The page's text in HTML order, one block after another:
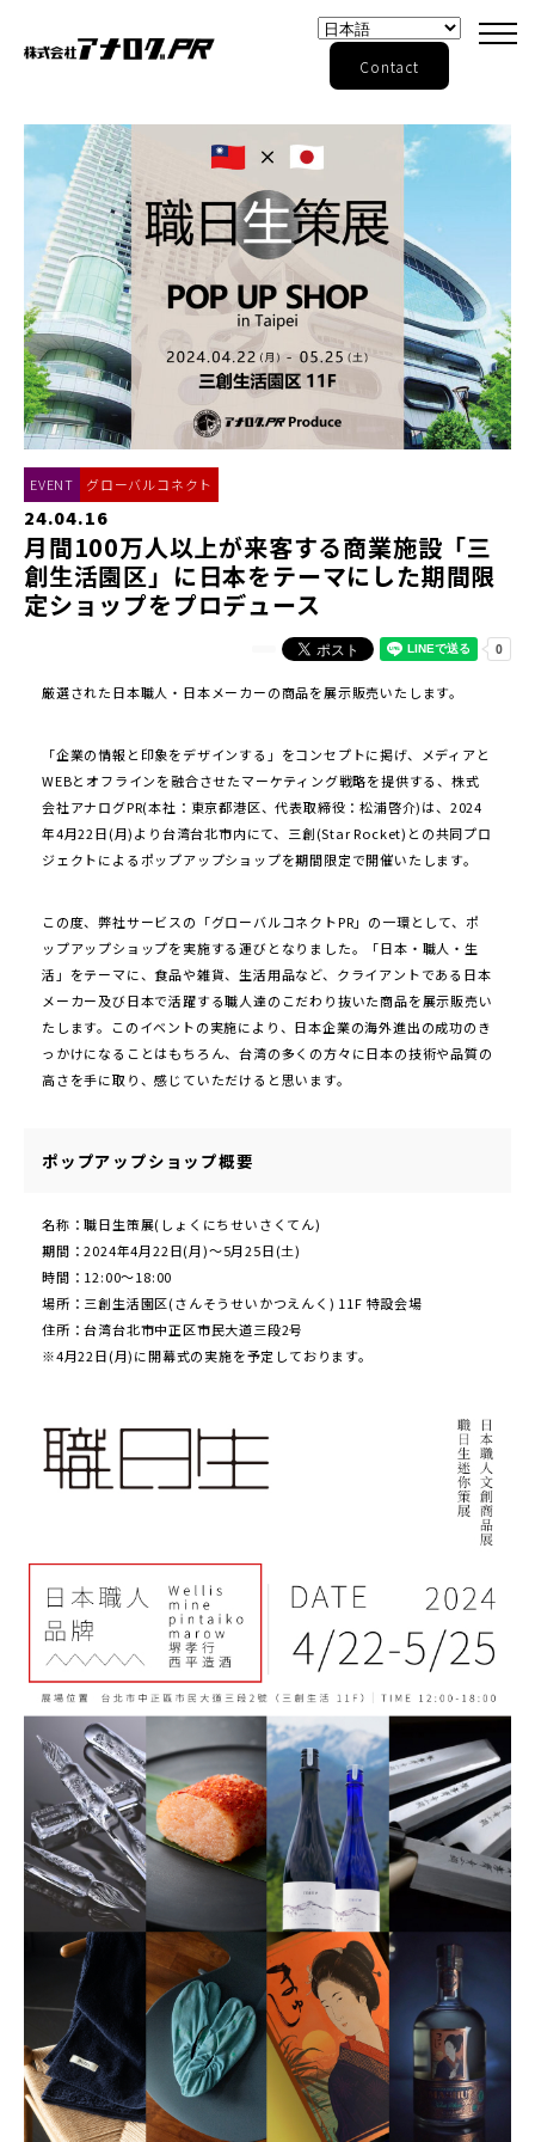
Contact
EVENT グローバルコネクト
24.04.16
月間100万人以上が来客する商業施設「三
創生活園区」に日本をテーマにした期間限
定ショップをプロデュース
厳選された日本職人・日本メーカーの商品を展示販売いたします。
「企業の情報と印象をデザインする」をコンセプトに掲げ、メディアと
WEBとオフラインを融合させたマーケティング戦略を提供する、株式
会社アナログPR(本社：東京都港区、代表取締役：松浦啓介)は、2024
年4月22日(月)より台湾台北市内にて、三創(Star Rocket)との共同プロ
ジェクトによるポップアップショップを期間限定で開催いたします。
この度、弊社サービスの「グローバルコネクトPR」の一環として、ポ
ップアップショップを実施する運びとなりました。「日本・職人・生
活」をテーマに、食品や雑貨、生活用品など、クライアントである日本
メーカー及び日本で活躍する職人達のこだわり抜いた商品を展示販売い
たします。このイベントの実施により、日本企業の海外進出の成功のき
っかけになることはもちろん、台湾の多くの方々に日本の技術や品質の
高さを手に取り、感じていただけると思います。
ポップアップショップ概要
名称：職日生策展(しょくにちせいさくてん)
期間：2024年4月22日(月)～5月25日(土)
時間：12:00～18:00
場所：三創生活園区(さんそうせいかつえんく) 11F 特設会場
住所：台湾台北市中正区市民大道三段2号
※4月22日(月)に開幕式の実施を予定しております。